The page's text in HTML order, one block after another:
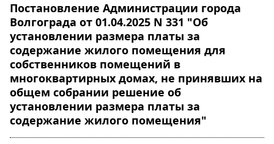
Постановление Администрации города
Волгограда от 01.04.2025 N 331 "Об
установлении размера платы за
содержание жилого помещения для
собственников помещений в
многоквартирных домах, не принявших на
общем собрании решение об
установлении размера платы за
содержание жилого помещения"